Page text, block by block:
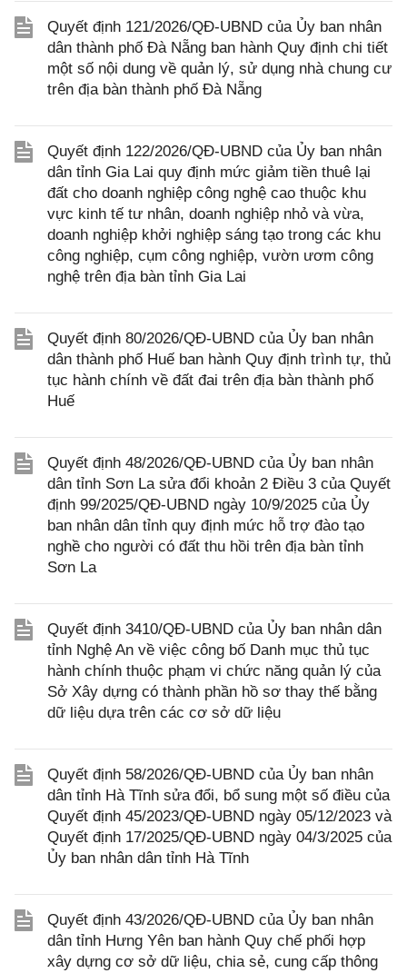
Quyết định 121/2026/QĐ-UBND của Ủy ban nhân
dân thành phố Đà Nẵng ban hành Quy định chi tiết
một số nội dung về quản lý, sử dụng nhà chung cư
trên địa bàn thành phố Đà Nẵng
Quyết định 122/2026/QĐ-UBND của Ủy ban nhân
dân tỉnh Gia Lai quy định mức giảm tiền thuê lại
đất cho doanh nghiệp công nghệ cao thuộc khu
vực kinh tế tư nhân, doanh nghiệp nhỏ và vừa,
doanh nghiệp khởi nghiệp sáng tạo trong các khu
công nghiệp, cụm công nghiệp, vườn ươm công
nghệ trên địa bàn tỉnh Gia Lai
Quyết định 80/2026/QĐ-UBND của Ủy ban nhân
dân thành phố Huế ban hành Quy định trình tự, thủ
tục hành chính về đất đai trên địa bàn thành phố
Huế
Quyết định 48/2026/QĐ-UBND của Ủy ban nhân
dân tỉnh Sơn La sửa đổi khoản 2 Điều 3 của Quyết
định 99/2025/QĐ-UBND ngày 10/9/2025 của Ủy
ban nhân dân tỉnh quy định mức hỗ trợ đào tạo
nghề cho người có đất thu hồi trên địa bàn tỉnh
Sơn La
Quyết định 3410/QĐ-UBND của Ủy ban nhân dân
tỉnh Nghệ An về việc công bố Danh mục thủ tục
hành chính thuộc phạm vi chức năng quản lý của
Sở Xây dựng có thành phần hồ sơ thay thế bằng
dữ liệu dựa trên các cơ sở dữ liệu
Quyết định 58/2026/QĐ-UBND của Ủy ban nhân
dân tỉnh Hà Tĩnh sửa đổi, bổ sung một số điều của
Quyết định 45/2023/QĐ-UBND ngày 05/12/2023 và
Quyết định 17/2025/QĐ-UBND ngày 04/3/2025 của
Ủy ban nhân dân tỉnh Hà Tĩnh
Quyết định 43/2026/QĐ-UBND của Ủy ban nhân
dân tỉnh Hưng Yên ban hành Quy chế phối hợp
xây dựng cơ sở dữ liệu, chia sẻ, cung cấp thông